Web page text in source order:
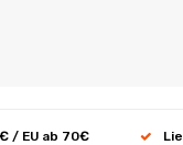
/ EU ab 70€